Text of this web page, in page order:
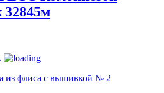
32845м